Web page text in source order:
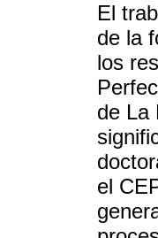
El
de la
los
de La
el